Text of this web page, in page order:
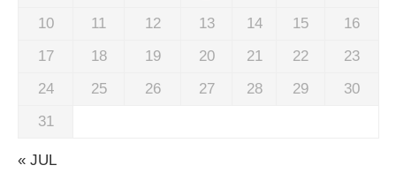
« JUL
10
11 12 13 14 15
16
17
18 19 20 21 22
23
24
25 26 27 28 29
30
31